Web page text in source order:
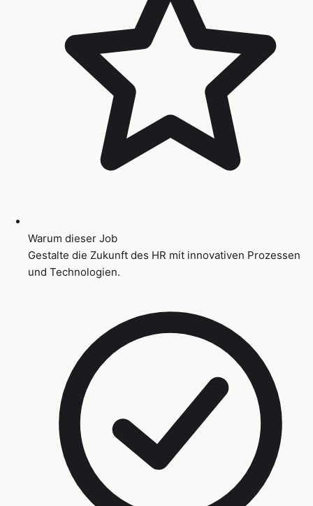
Warum dieser Job
Gestalte die Zukunft des HR mit innovativen Prozessen
und Technologien.